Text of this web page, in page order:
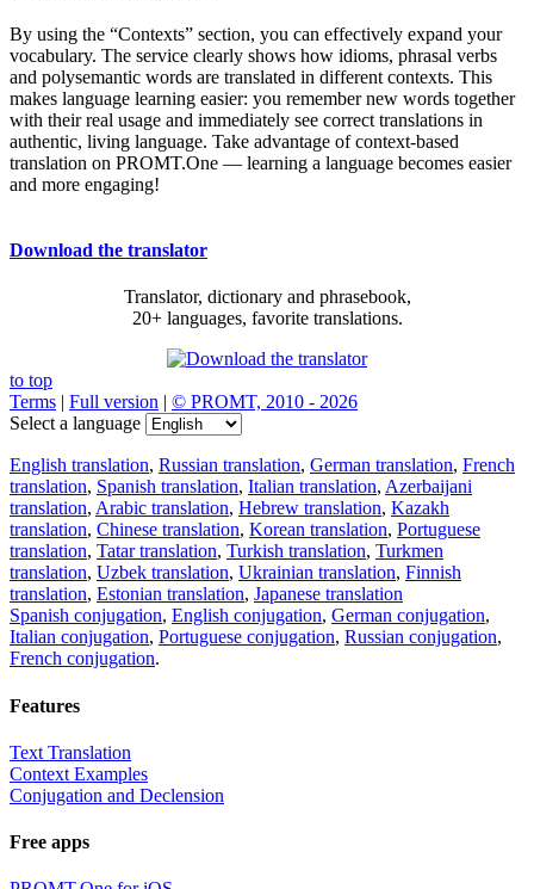
By using the “Contexts” section, you can effectively expand your
vocabulary. The service clearly shows how idioms, phrasal verbs
and polysemantic words are translated in different contexts. This
makes language learning easier: you remember new words together
with their real usage and immediately see correct translations in
authentic, living language. Take advantage of context-based
translation on PROMT.One — learning a language becomes easier
and more engaging!
Download the translator
Translator, dictionary and phrasebook,
20+ languages, favorite translations.
to top
Terms | Full version | © PROMT, 2010 - 2026
Select a language
English translation, Russian translation, German translation, French
translation, Spanish translation, Italian translation, Azerbaijani
translation, Arabic translation, Hebrew translation, Kazakh
translation, Chinese translation, Korean translation, Portuguese
translation, Tatar translation, Turkish translation, Turkmen
translation, Uzbek translation, Ukrainian translation, Finnish
translation, Estonian translation, Japanese translation
Spanish conjugation, English conjugation, German conjugation,
Italian conjugation, Portuguese conjugation, Russian conjugation,
French conjugation.
Features
Text Translation
Context Examples
Conjugation and Declension
Free apps